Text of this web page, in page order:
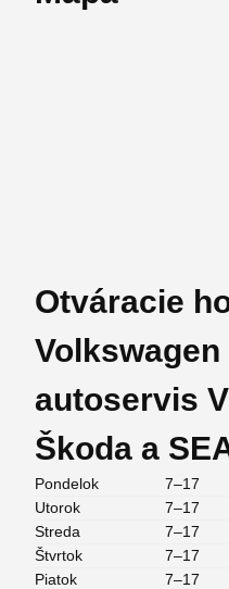
Otváracie
Volkswagen
autoservis
Škoda a
Pondelok
7–17
Utorok
7–17
Streda
7–17
Štvrtok
7–17
Piatok
7–17